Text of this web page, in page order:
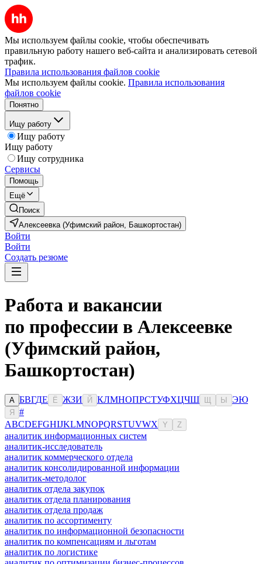
Мы используем файлы cookie, чтобы обеспечивать
правильную работу нашего веб-сайта и анализировать сетевой
трафик.
Правила использования файлов cookie
Мы используем файлы cookie. Правила использования
файлов cookie
Понятно
Ищу работу
Ищу работу
Ищу работу
Ищу сотрудника
Сервисы
Помощь
Ещё
Поиск
Алексеевка (Уфимский район, Башкортостан)
Войти
Войти
Создать резюме
Работа и вакансии
по профессии в Алексеевке
(Уфимский район,
Башкортостан)
А БВГДЕ Ё ЖЗИ Й КЛМНОПРСТУФХЦЧШ Ы ЭЮ
Я
#
ABCDEFGHIJKLMNOPQRSTUVWX Y Z
аналитик информационных систем
аналитик-исследователь
аналитик коммерческого отдела
аналитик консолидированной информации
аналитик-методолог
аналитик отдела закупок
аналитик отдела планирования
аналитик отдела продаж
аналитик по ассортименту
аналитик по информационной безопасности
аналитик по компенсациям и льготам
аналитик по логистике